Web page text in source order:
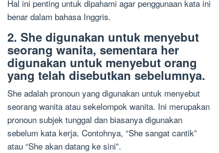
Hal ini penting untuk dipahami agar penggunaan kata ini
benar dalam bahasa Inggris.
2. She digunakan untuk menyebut
seorang wanita, sementara her
digunakan untuk menyebut orang
yang telah disebutkan sebelumnya.
She adalah pronoun yang digunakan untuk menyebut
seorang wanita atau sekelompok wanita. Ini merupakan
pronoun subjek tunggal dan biasanya digunakan
sebelum kata kerja. Contohnya, “She sangat cantik”
atau “She akan datang ke sini”.